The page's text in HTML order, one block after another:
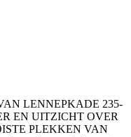
LENNEPKADE 235-
EN UITZICHT OVER
PLEKKEN VAN